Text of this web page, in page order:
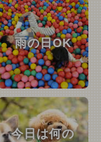
雨の日OK
今日は何の